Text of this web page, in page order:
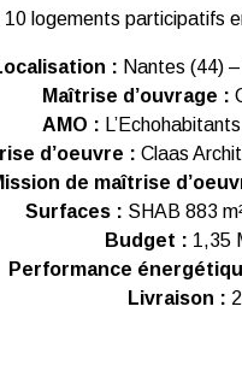
10 logements participatifs
: Nantes (44)
Maîtrise d’ouvrage :
AMO :
d’oeuvre : Claas
de maîtrise
Surfaces : SHAB 883
Budget : 1,35
Performance
Livraison :